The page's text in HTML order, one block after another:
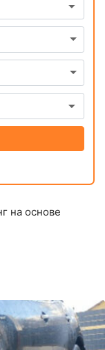
на основе